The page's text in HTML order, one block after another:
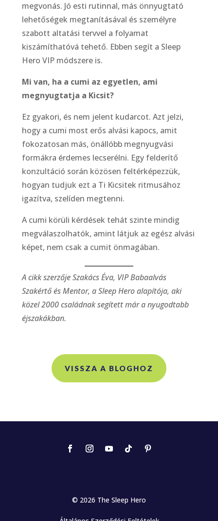
megvonás. Jó esti rutinnal, más önnyugtató
lehetőségek megtanításával és személyre
szabott altatási tervvel a folyamat
kiszámíthatóvá tehető. Ebben segít a Sleep
Hero VIP módszere is.
Mi van, ha a cumi az egyetlen, ami
megnyugtatja a Kicsit?
Ez gyakori, és nem jelent kudarcot. Azt jelzi,
hogy a cumi most erős alvási kapocs, amit
fokozatosan más, önállóbb megnyugvási
formákra érdemes lecserélni. Egy felderítő
konzultáció során közösen feltérképezzük,
hogyan tudjuk ezt a Ti Kicsitek ritmusához
igazítva, szelíden megtenni.
A cumi körüli kérdések tehát szinte mindig
megválaszolhatók, amint látjuk az egész alvási
képet, nem csak a cumit önmagában.
A cikk szerzője Szakács Éva, VIP Babaalvás
Szakértő és Mentor, a Sleep Hero alapítója, aki
közel 2000 családnak segített már a nyugodtabb
éjszakákban.
VISSZA A BLOGHOZ
© 2026 The Sleep Hero